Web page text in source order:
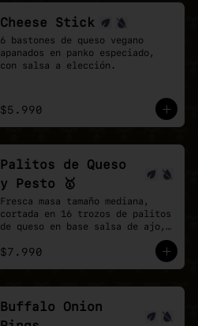
Cheese Stick
6 bastones de queso vegano
apanados en panko especiado,
con salsa a elección.
$5.990
Palitos de Queso
y Pesto 🥇
Fresca masa tamaño mediana,
cortada en 16 trozos de palitos
de queso en base salsa de ajo,
con un shot de salsa pesto.
$7.990
Buffalo Onion